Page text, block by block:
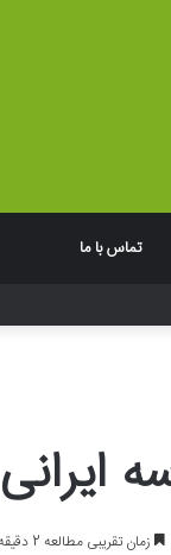
تماس با ما
ایرانی
زمان تقریبی مطالعه 2 دقیقه